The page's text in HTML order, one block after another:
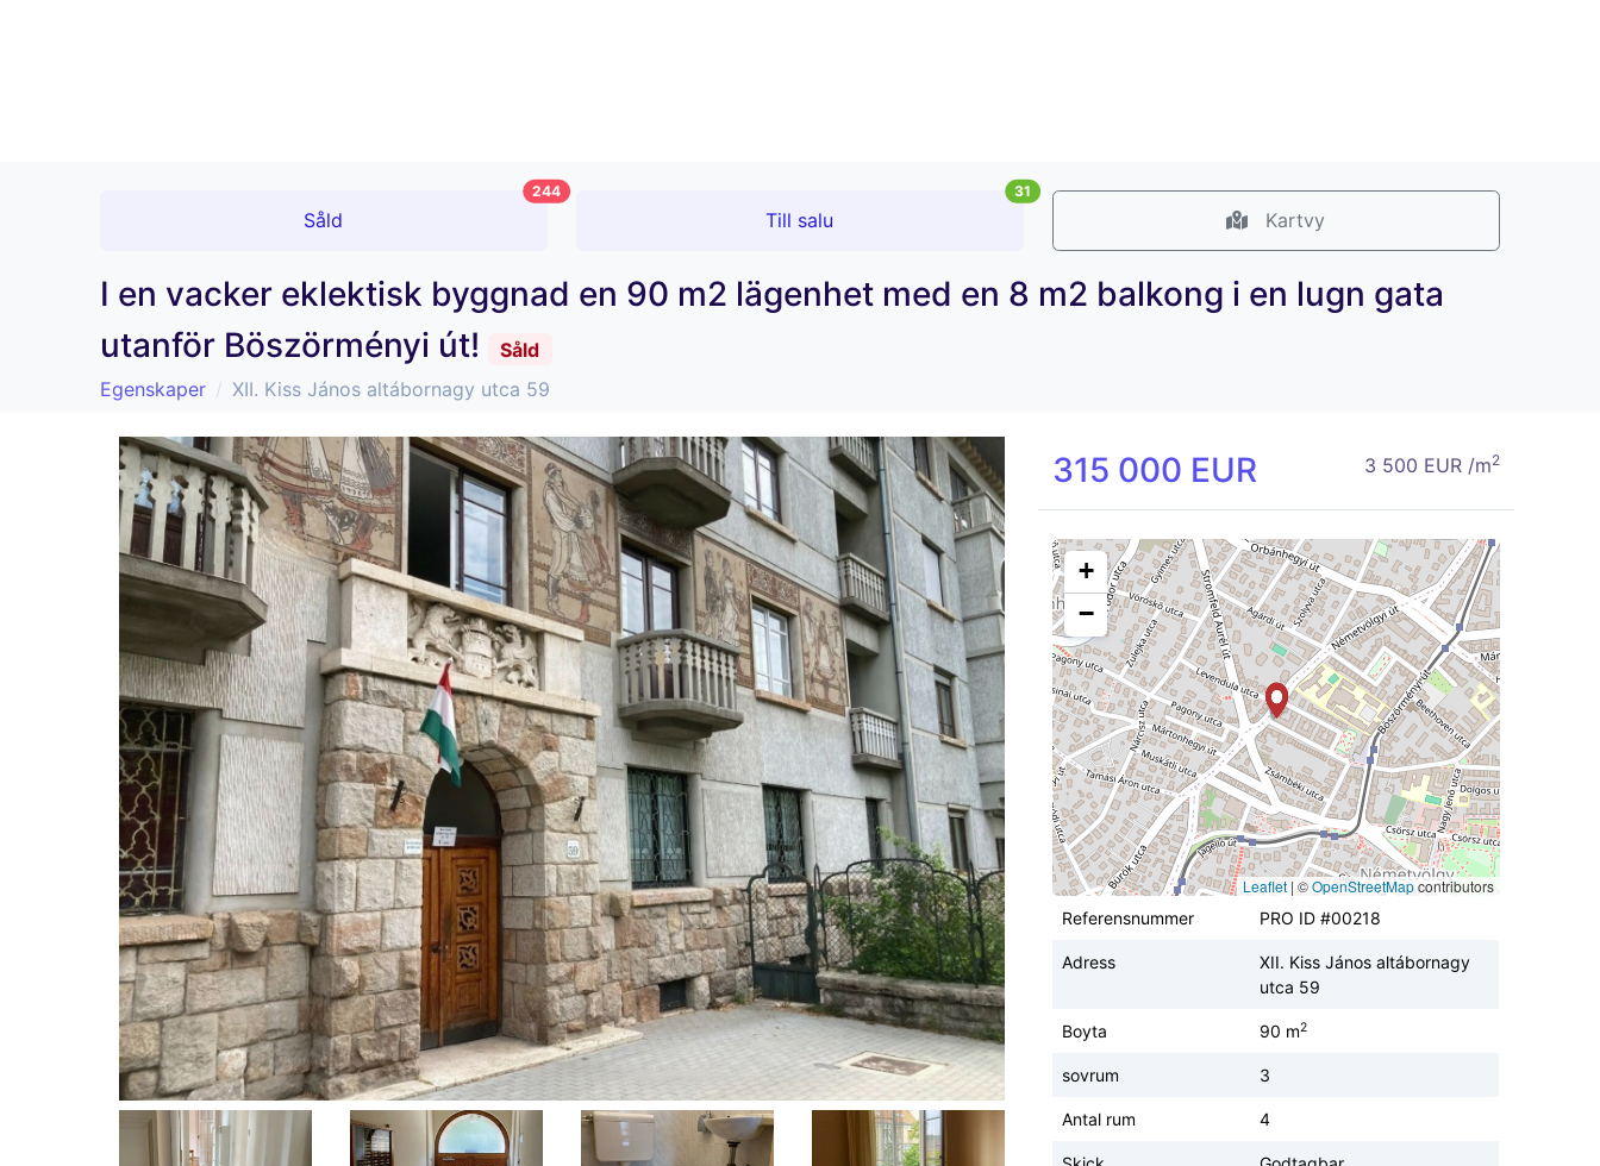
Såld
244
Till salu
31
Kartvy
I en vacker eklektisk byggnad en 90 m2 lägenhet med en 8 m2 balkong i en lugn gata
utanför Böszörményi út!
Såld
Egenskaper
XII. Kiss János altábornagy utca 59
315 000 EUR 3 500 EUR /m2
+
−
Leaflet | ©OpenStreetMapcontributors
Referensnummer
PRO ID #00218
Adress
XII. Kiss János altábornagy
utca 59
Boyta 90 m2
sovrum 3
Antal rum 4